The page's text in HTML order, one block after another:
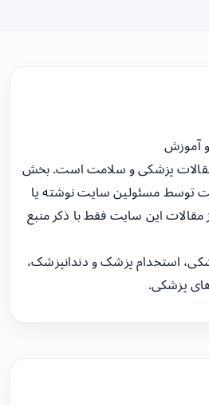
آموزش
پزشکی و سلامت است. بخش
توسط مسئولین سایت نوشته یا
مقالات این سایت فقط با ذکر منبع
استخدام پزشک و دندانپزشک،